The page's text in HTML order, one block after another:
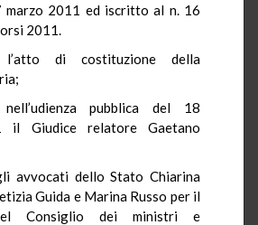
marzo 2011 ed iscritto al n. 16
2011.
di costituzione della
pubblica del 18
il Giudice relatore Gaetano
avvocati dello Stato Chiarina
Guida e Marina Russo per il
Consiglio dei ministri e